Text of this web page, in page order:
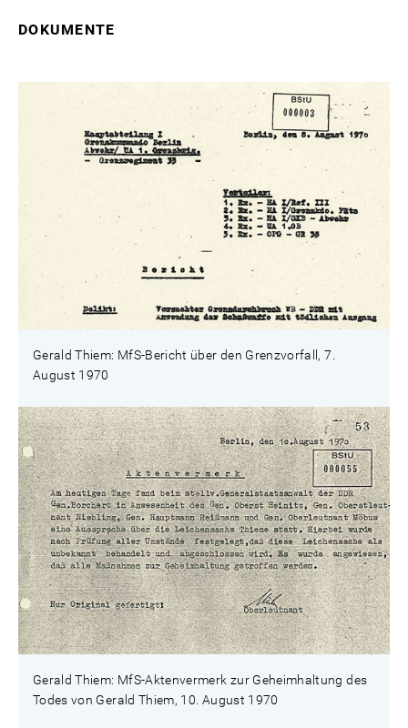
DOKUMENTE
Gerald Thiem: MfS-Bericht über den Grenzvorfall, 7.
August 1970
Gerald Thiem: MfS-Aktenvermerk zur Geheimhaltung des
Todes von Gerald Thiem, 10. August 1970